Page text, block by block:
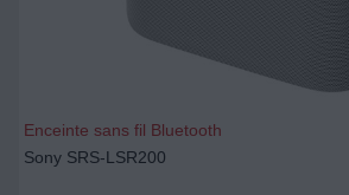
Enceinte sans fil Bluetooth
Sony SRS-LSR200